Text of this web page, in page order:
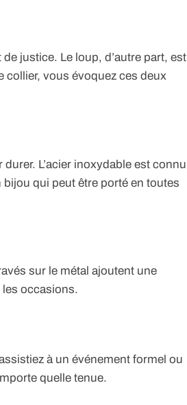
justice. Le loup, d’autre part, est
collier, vous évoquez ces deux
L’acier inoxydable est connu
qui peut être porté en toutes
sur le métal ajoutent une
occasions.
à un événement formel ou
quelle tenue.